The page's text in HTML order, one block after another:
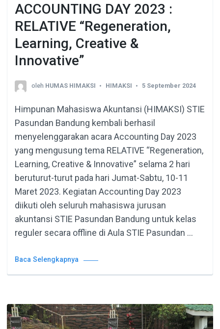
ACCOUNTING DAY 2023 :
RELATIVE “Regeneration,
Learning, Creative &
Innovative”
oleh HUMAS HIMAKSI HIMAKSI 5 September 2024
Himpunan Mahasiswa Akuntansi (HIMAKSI) STIE
Pasundan Bandung kembali berhasil
menyelenggarakan acara Accounting Day 2023
yang mengusung tema RELATIVE “Regeneration,
Learning, Creative & Innovative” selama 2 hari
beruturut-turut pada hari Jumat-Sabtu, 10-11
Maret 2023. Kegiatan Accounting Day 2023
diikuti oleh seluruh mahasiswa jurusan
akuntansi STIE Pasundan Bandung untuk kelas
reguler secara offline di Aula STIE Pasundan …
Baca Selengkapnya